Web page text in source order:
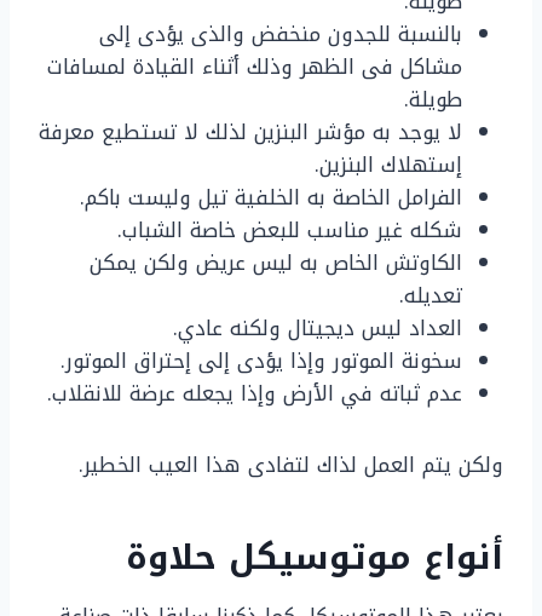
بالنسبة للجدون منخفض والذى يؤدى إلى
مشاكل فى الظهر وذلك أثناء القيادة لمسافات
طويلة.
لا يوجد به مؤشر البنزين لذلك لا تستطيع معرفة
إستهلاك البنزين.
الفرامل الخاصة به الخلفية تيل وليست باكم.
شكله غير مناسب للبعض خاصة الشباب.
الكاوتش الخاص به ليس عريض ولكن يمكن
تعديله.
العداد ليس ديجيتال ولكنه عادي.
سخونة الموتور وإذا يؤدى إلى إحتراق الموتور.
عدم ثباته في الأرض وإذا يجعله عرضة للانقلاب.
ولكن يتم العمل لذاك لتفادى هذا العيب الخطير.
أنواع موتوسيكل حلاوة